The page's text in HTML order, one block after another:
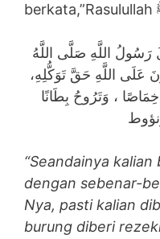
اللَّهِ صَلَّى اللَّهُ
عَلَى اللَّهِ حَقَّ تَوَكُّلِهِ،
، وَتَرُوحُ بِطَانًا
“Seandainya
dengan sebenar-
Nya, pasti kalian
burung diberi